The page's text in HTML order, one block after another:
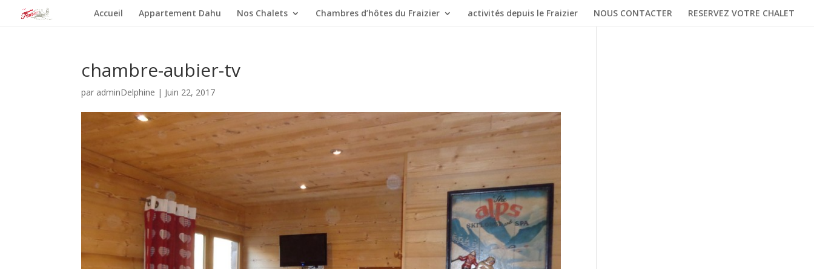
Accueil Appartement Dahu Nos Chalets Chambres d’hôtes du Fraizier activités depuis le Fraizier NOUS CONTACTER RESERVEZ VOTRE CHALET
chambre-aubier-tv
par adminDelphine | Juin 22, 2017